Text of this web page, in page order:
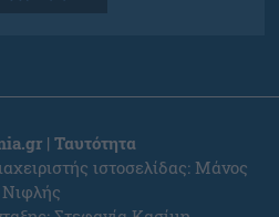
| Ταυτότητα
ιστοσελίδας: Μάνος
Νιφλής